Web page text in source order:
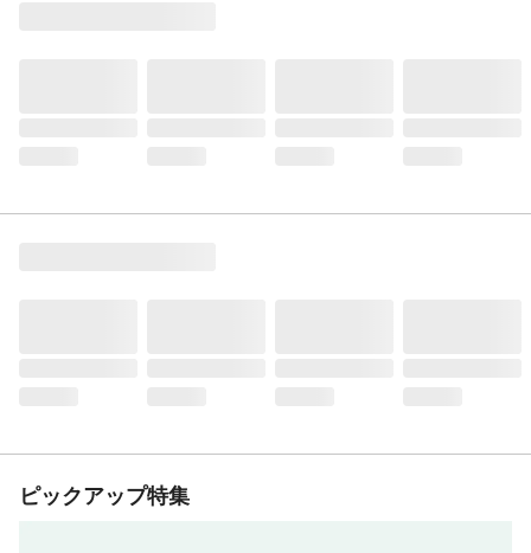
ピックアップ特集